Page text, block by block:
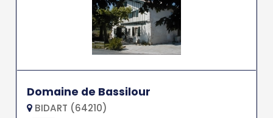
Domaine de Bassilour
BIDART (64210)